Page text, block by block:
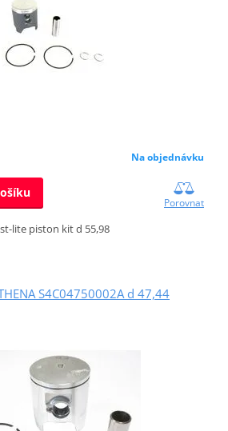
Na objednávku
Porovnat
lite piston kit d 55,98
S4C04750002A d 47,44